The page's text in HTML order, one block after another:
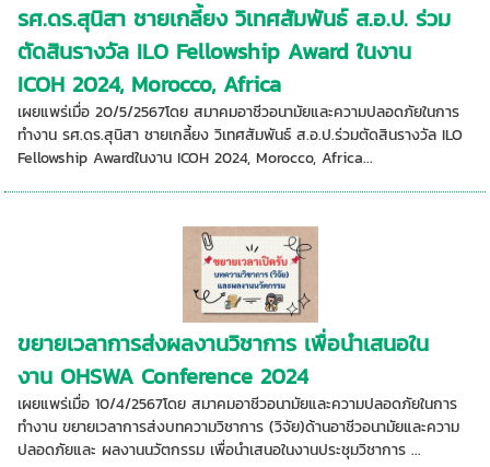
รศ.ดร.สุนิสา ชายเกลี้ยง วิเทศสัมพันธ์ ส.อ.ป. ร่วม
ตัดสินรางวัล ILO Fellowship Award ในงาน
ICOH 2024, Morocco, Africa
เผยแพร่เมื่อ 20/5/2567โดย สมาคมอาชีวอนามัยและความปลอดภัยในการ
ทำงาน รศ.ดร.สุนิสา ชายเกลี้ยง วิเทศสัมพันธ์ ส.อ.ป.ร่วมตัดสินรางวัล ILO
Fellowship Awardในงาน ICOH 2024, Morocco, Africa...
ขยายเวลาการส่งผลงานวิชาการ เพื่อนำเสนอใน
งาน OHSWA Conference 2024
เผยแพร่เมื่อ 10/4/2567โดย สมาคมอาชีวอนามัยและความปลอดภัยในการ
ทำงาน ขยายเวลาการส่งบทความวิชาการ (วิจัย)ด้านอาชีวอนามัยและความ
ปลอดภัยและ ผลงานนวัตกรรม เพื่อนำเสนอในงานประชุมวิชาการ ...